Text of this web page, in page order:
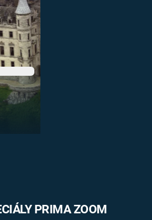
PRIMA ZOOM